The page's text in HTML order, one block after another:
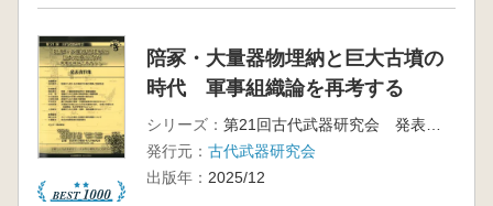
陪冢・大量器物埋納と巨大古墳の
時代 軍事組織論を再考する
シリーズ：
発行元： 古代武器研究会
出版年： 2025/12